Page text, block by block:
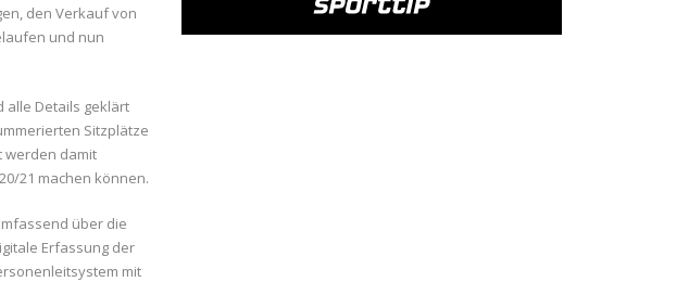
den Verkauf von
und nun
alle Details geklärt
Sitzplätze
werden damit
21 machen können.
über die
Erfassung der
mit